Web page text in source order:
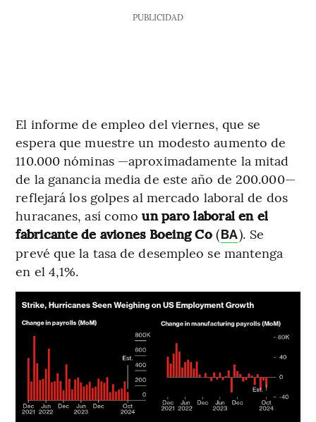
PUBLICIDAD
El informe de empleo del viernes, que se
espera que muestre un modesto aumento de
110.000 nóminas —aproximadamente la mitad
de la ganancia media de este año de 200.000—
reflejará los golpes al mercado laboral de dos
huracanes, así comoun paro laboral en el
fabricante de aviones Boeing Co(BA). Se
prevé que la tasa de desempleo se mantenga
en el 4,1%.